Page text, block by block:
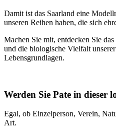
Damit ist das Saarland eine
unseren Reihen haben, die sich
Machen Sie mit, entdecken Sie
und die biologische Vielfalt
Lebensgrundlagen.
Werden Sie Pate in dieser
Egal, ob Einzelperson, Verein,
Art.